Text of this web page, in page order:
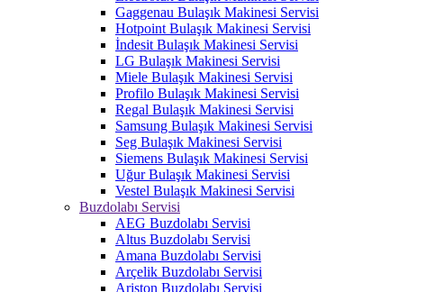
Gaggenau Bulaşık Makinesi Servisi
Hotpoint Bulaşık Makinesi Servisi
İndesit Bulaşık Makinesi Servisi
LG Bulaşık Makinesi Servisi
Miele Bulaşık Makinesi Servisi
Profilo Bulaşık Makinesi Servisi
Regal Bulaşık Makinesi Servisi
Samsung Bulaşık Makinesi Servisi
Seg Bulaşık Makinesi Servisi
Siemens Bulaşık Makinesi Servisi
Uğur Bulaşık Makinesi Servisi
Vestel Bulaşık Makinesi Servisi
Buzdolabı Servisi
AEG Buzdolabı Servisi
Altus Buzdolabı Servisi
Amana Buzdolabı Servisi
Arçelik Buzdolabı Servisi
Ariston Buzdolabı Servisi